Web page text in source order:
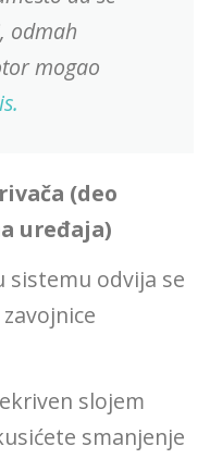
odmah
mogao
(deo
uređaja)
sistemu odvija se
slojem
smanjenje